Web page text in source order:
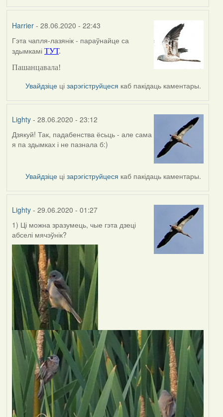
Harrier- 28.06.2020 - 22:43
In
reply
to
Lighty
Гэта чапля-лазянік - параўнайце са
здымкамі ТУТ.
Пашанцавала!
Увайдзіце цізарэгіструйцеся каб пакідаць каментары.
Lighty- 28.06.2020 - 23:12
In
reply
Harrier
Дзякуй! Так, падабенства ёсьць - але сама
я па здымках і не пазнала б:)
Увайдзіце цізарэгіструйцеся каб пакідаць каментары.
Lighty- 29.06.2020 - 01:27
1) Ці можна зразумець, чые гэта дзеці
абселі мячэўнік?